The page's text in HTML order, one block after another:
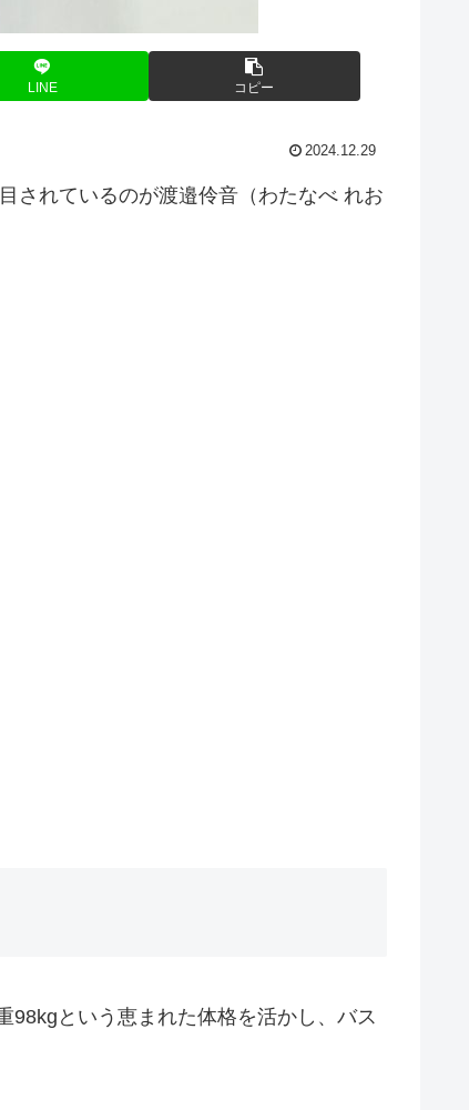
LINE コピー
2024.12.29
されているのが渡邉伶音（わたなべ れお
98kgという恵まれた体格を活かし、バス